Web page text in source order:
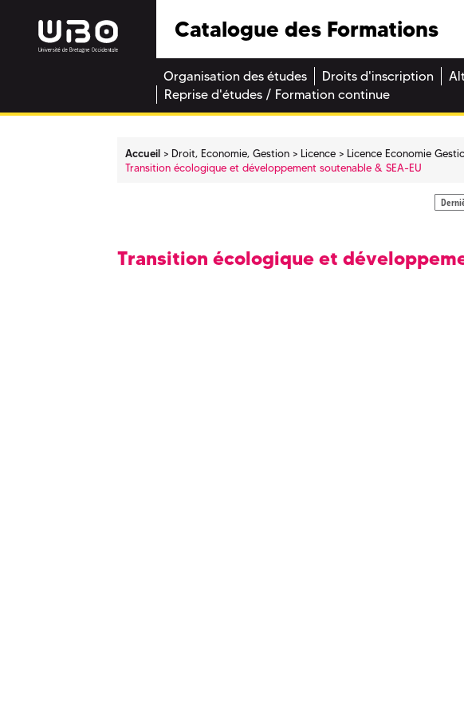
Catalogue des Formations
Organisation des études Droits d'inscription
Reprise d'études / Formation continue
Accueil Droit, Economie, Gestion Licence Licence Economie
Transition écologique et développement soutenable & SEA-EU
Transition écologique et